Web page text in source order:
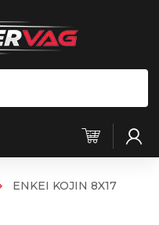
ENKEI KOJIN 8X17